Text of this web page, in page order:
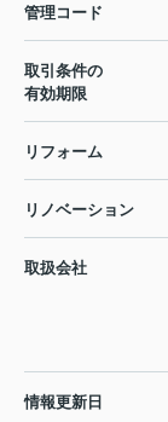
管理コード
取引条件の
有効期限
リフォーム
リノベーション
取扱会社
情報更新日